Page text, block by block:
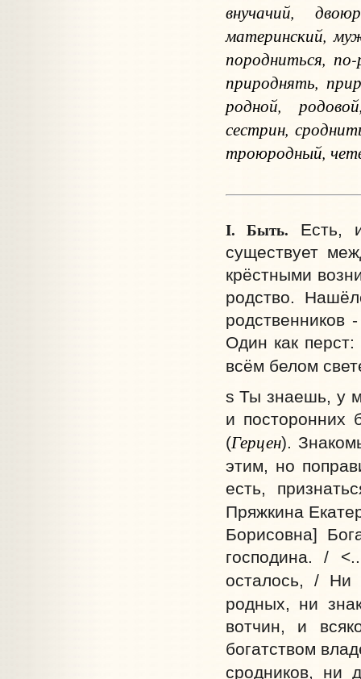
внучачий,
материнский,
породниться,
природнять,
родной,
сестрин,
троюродный,
I. Быть. Есть,
существует
крёстными
родство.
родственников
Один как
всём белом
s Ты знаешь, у
и посторонних
(Герцен).
этим, но
есть,
Пряжкина
Борисовна]
господина. /
осталось, / Ни
родных, ни
вотчин, и
богатством
сродников, ни